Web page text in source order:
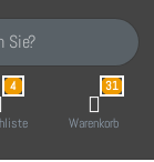
ein. Während
4 31
Warenkorb